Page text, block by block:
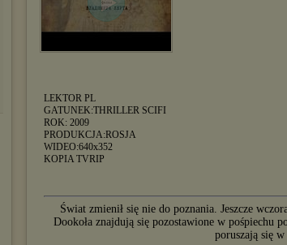
LEKTOR PL
GATUNEK:THRILLER SCIFI
ROK: 2009
PRODUKCJA:ROSJA
WIDEO:640x352
KOPIA TVRIP
Świat zmienił się nie do poznania. Jeszcze
Dookoła znajdują się pozostawione w pośpiechu
poruszają się